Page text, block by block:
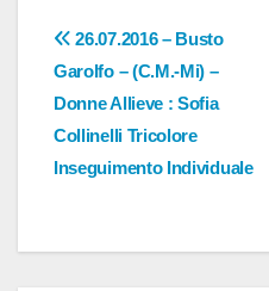
Navigazione
articoli
26.07.2016 – Busto
Garolfo – (C.M.-Mi) –
Donne Allieve : Sofia
Collinelli Tricolore
Inseguimento Individuale